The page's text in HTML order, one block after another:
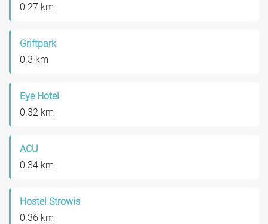
0.27 km
Griftpark
0.3 km
Eye Hotel
0.32 km
ACU
0.34 km
Hostel Strowis
0.36 km